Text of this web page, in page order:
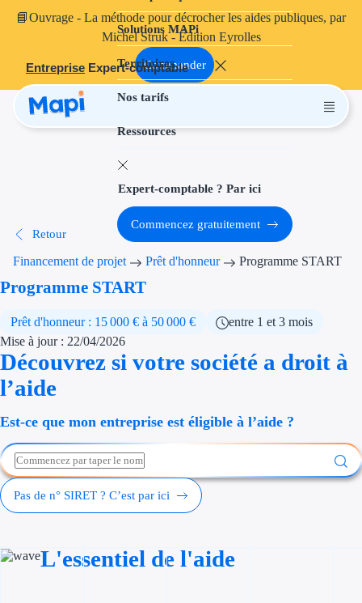
📘Ouvrage - La méthode pour décrocher les aides publiques, par
Michel Struk - Édition Eyrolles
Commander
Entreprise Expert-comptable
Solutions MAPi
Territoires
Nos tarifs
Ressources
Projets finançables
Aides à
Aides
Thématiques
Financement
Création
Expert-comptable ? Par ici
Commencez gratuitement
Retour
Financement de projet Prêt d'honneur Programme START
Programme START
Prêt d'honneur : 15 000 € à 50 000 €
entre 1 et 3 mois
Mise à jour : 22/04/2026
Découvrez si votre société a droit à
l’aide
Est-ce que mon entreprise est éligible à l’aide ?
Pas de n° SIRET ? C’est par ici
L'essentiel de l'aide